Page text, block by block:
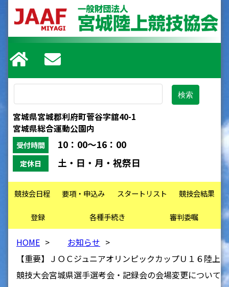
宮城県宮城郡利府町菅谷字舘40-1
宮城県総合運動公園内
受付時間 10：00～16：00
定休日 土・日・月・祝祭日
競技会日程 要項・申込み スタートリスト 競技会結果
登録 各種手続き 審判委嘱
HOME > お知らせ >
【重要】ＪＯＣジュニアオリンピックカップＵ１６陸上
競技大会宮城県選手選考会・記録会の会場変更について